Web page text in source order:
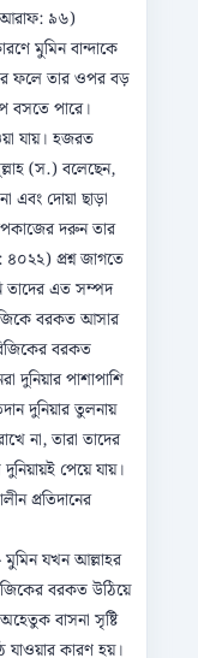
আরাফ: ৯৬)
মুমিন বান্দাকে
ফলে তার ওপর বড়
বসতে পারে।
যায়। হজরত
(স.) বলেছেন,
এবং দোয়া ছাড়া
দরুন তার
৪০২২) প্রশ্ন জাগতে
তাদের এত সম্পদ
বরকত আসার
বরকত
দুনিয়ার পাশাপাশি
দুনিয়ার তুলনায়
না, তারা তাদের
পেয়ে যায়।
প্রতিদানের
মুমিন যখন আল্লাহর
বরকত উঠিয়ে
বাসনা সৃষ্টি
কারণ হয়।